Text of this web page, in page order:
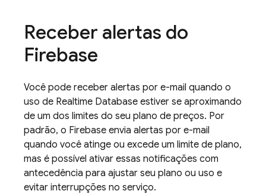
Receber alertas do
Firebase
Você pode receber alertas por e-mail quando o
uso de Realtime Database estiver se aproximando
de um dos limites do seu plano de preços. Por
padrão, o Firebase envia alertas por e-mail
quando você atinge ou excede um limite de plano,
mas é possível ativar essas notificações com
antecedência para ajustar seu plano ou uso e
evitar interrupções no serviço.